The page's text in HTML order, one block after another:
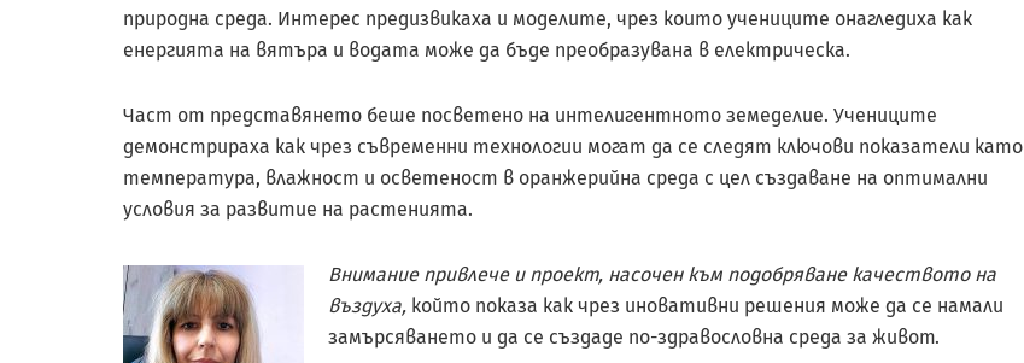
природна среда. Интерес предизвикаха и моделите, чрез които учениците онагледиха как
енергията на вятъра и водата може да бъде преобразувана в електрическа.
Част от представянето беше посветено на интелигентното земеделие. Учениците
демонстрираха как чрез съвременни технологии могат да се следят ключови показатели като
температура, влажност и осветеност в оранжерийна среда с цел създаване на оптимални
условия за развитие на растенията.
Внимание привлече и проект, насочен към подобряване качеството на
въздуха, който показа как чрез иновативни решения може да се намали
замърсяването и да се създаде по-здравословна среда за живот.